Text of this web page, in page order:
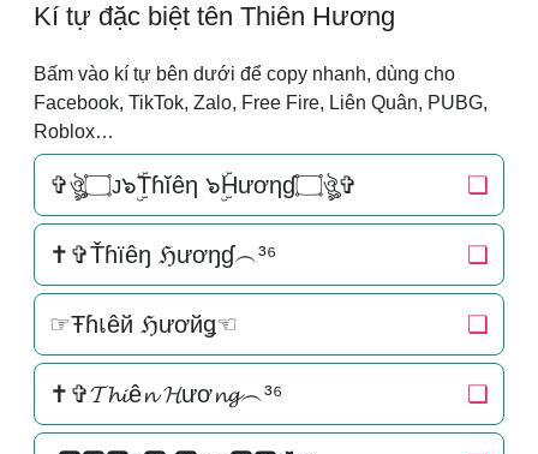
Kí tự đặc biệt tên Thiên Hương
Bấm vào kí tự bên dưới để copy nhanh, dùng cho
Facebook, TikTok, Zalo, Free Fire, Liên Quân, PUBG,
Roblox…
✞ঔৣ۝ᴊ๖ۣۜTɦĭêη ๖ۣۜHươηɠ۝ঔৣ✞ ❏
✝✞Ťɦїêŋ ℌươŋɠ︵³⁶ ❏
☞Ŧɦเêй ℌươйǥ☜ ❏
✝✞𝓣𝓱𝓲ê𝓷 𝓗ươ𝓷𝓰︵³⁶ ❏